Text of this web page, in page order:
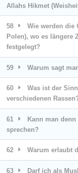
Allahs Hikmet
58
Wie werden die
Polen), wo es längere
festgelegt?
59 Warum sagt
60
Was ist der
verschiedenen
61
Kann man
sprechen?
62 Warum erlaubt
63
Darf ich als